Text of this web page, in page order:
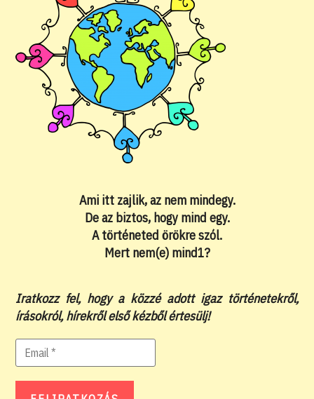
Ami itt zajlik, az nem mindegy.
De az biztos, hogy mind egy.
A történeted örökre szól.
Mert nem(e) mind1?
Iratkozz fel, hogy a közzé adott igaz történetekről,
írásokról, hírekről első kézből értesülj!